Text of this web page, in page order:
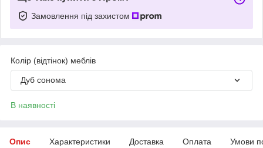
Замовлення під захистом
Колір (відтінок) меблів
Дуб сонома
В наявності
Опис Характеристики Доставка Оплата Умови